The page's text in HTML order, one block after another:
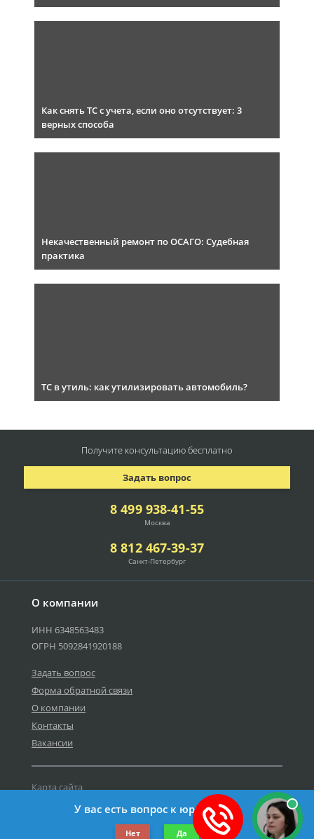
Как снять ТС с учета, если оно отсутствует: 3
верных способа
Некачественный ремонт по ОСАГО: Судебная
практика
ТС в утиль: как утилизировать автомобиль?
О компании
ИНН 6348563483
ОГРН 5092841920188
Задать вопрос
Форма обратной связи
О компании
Контакты
Вакансии
©2019-2026 Все права защищены.
Карта сайта
Политика персональных данных
8 499 938-41-55
Москва
8 812 467-39-37
Санкт-Петербург
Задать вопрос
Получите консультациюбесплатно
У вас есть вопрос к юристу?
Нет Да